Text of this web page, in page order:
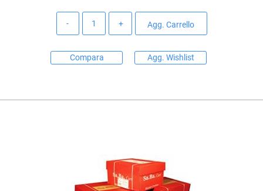
Agg. Carrello
Compara Agg. Wishlist